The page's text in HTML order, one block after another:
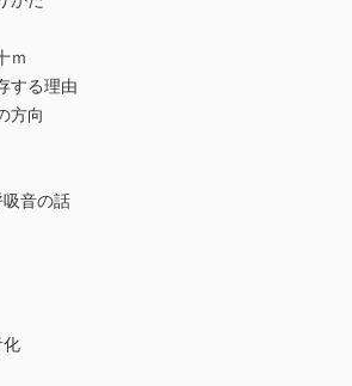
ｍ
する理由
方向
音の話
化